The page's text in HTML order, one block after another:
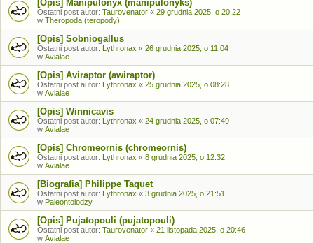
[Opis] Manipulonyx (manipulonyks)
Ostatni post autor: Taurovenator « 29 grudnia 2025, o 20:22
w Theropoda (teropody)
[Opis] Sobniogallus
Ostatni post autor: Lythronax « 26 grudnia 2025, o 11:04
w Avialae
[Opis] Aviraptor (awiraptor)
Ostatni post autor: Lythronax « 25 grudnia 2025, o 08:28
w Avialae
[Opis] Winnicavis
Ostatni post autor: Lythronax « 24 grudnia 2025, o 07:49
w Avialae
[Opis] Chromeornis (chromeornis)
Ostatni post autor: Lythronax « 8 grudnia 2025, o 12:32
w Avialae
[Biografia] Philippe Taquet
Ostatni post autor: Lythronax « 3 grudnia 2025, o 21:51
w Paleontolodzy
[Opis] Pujatopouli (pujatopouli)
Ostatni post autor: Taurovenator « 21 listopada 2025, o 20:46
w Avialae